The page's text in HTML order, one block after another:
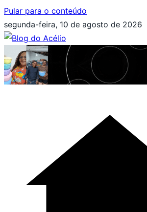
Pular para o conteúdo
segunda-feira, 10 de agosto de 2026